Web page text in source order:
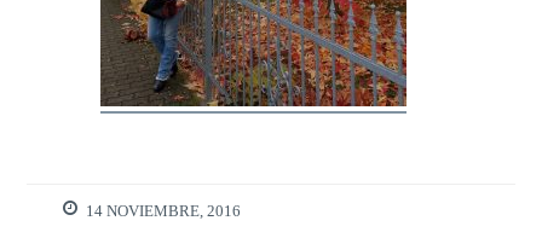
14 NOVIEMBRE, 2016